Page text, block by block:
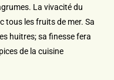
La vivacité du
tous les fruits de mer. Sa
huitres; sa finesse fera
de la cuisine